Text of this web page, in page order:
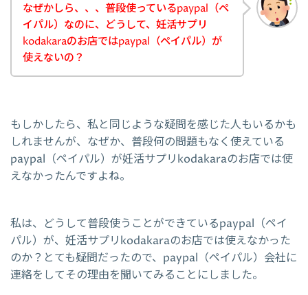
なぜかしら、、、普段使っているpaypal（ペ
イパル）なのに、どうして、妊活サプリ
kodakaraのお店ではpaypal（ペイパル）が
使えないの？
もしかしたら、私と同じような疑問を感じた人もいるかも
しれませんが、なぜか、普段何の問題もなく使えている
paypal（ペイパル）が妊活サプリkodakaraのお店では使
えなかったんですよね。
私は、どうして普段使うことができているpaypal（ペイ
パル）が、妊活サプリkodakaraのお店では使えなかった
のか？とても疑問だったので、paypal（ペイパル）会社に
連絡をしてその理由を聞いてみることにしました。